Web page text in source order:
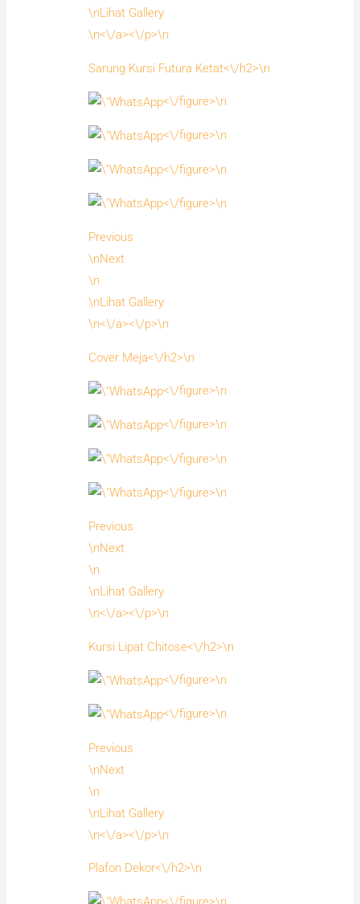
\nLihat Gallery
\n<\/a><\/p>\n
Sarung Kursi Futura Ketat<\/h2>\n
<\/figure>\n
<\/figure>\n
<\/figure>\n
<\/figure>\n
Previous
\nNext
\n
\nLihat Gallery
\n<\/a><\/p>\n
Cover Meja<\/h2>\n
<\/figure>\n
<\/figure>\n
<\/figure>\n
<\/figure>\n
Previous
\nNext
\n
\nLihat Gallery
\n<\/a><\/p>\n
Kursi Lipat Chitose<\/h2>\n
<\/figure>\n
<\/figure>\n
Previous
\nNext
\n
\nLihat Gallery
\n<\/a><\/p>\n
Plafon Dekor<\/h2>\n